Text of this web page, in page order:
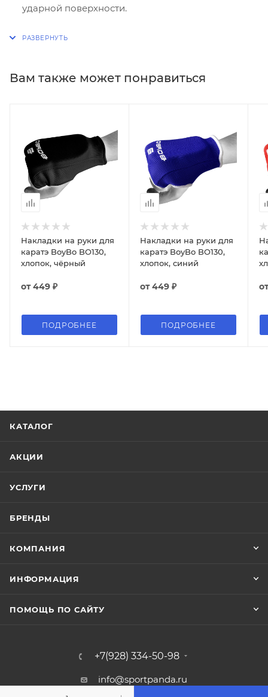
ударной поверхности.
обеспечивают защиту не стесняя движения
Цвет: синий.
Вам также может понравиться
Накладки на руки для
каратэ BoyBo BO130,
хлопок, чёрный
от449 ₽
ПОДРОБНЕЕ
Накладки на руки для
каратэ BoyBo BO130,
хлопок, синий
от449 ₽
ПОДРОБНЕЕ
КАТАЛОГ
АКЦИИ
УСЛУГИ
БРЕНДЫ
КОМПАНИЯ
ИНФОРМАЦИЯ
ПОМОЩЬ ПО САЙТУ
+7(928) 334-50-98
info@sportpanda.ru